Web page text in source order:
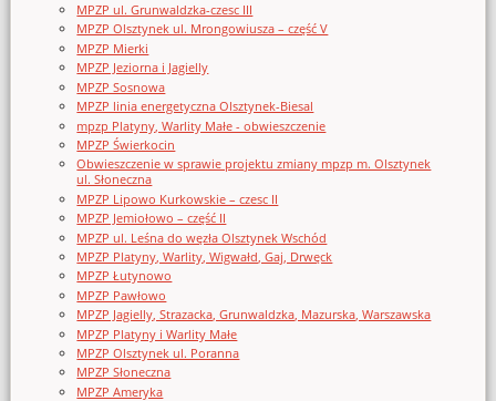
MPZP ul. Grunwaldzka-czesc III
MPZP Olsztynek ul. Mrongowiusza – część V
MPZP Mierki
MPZP Jeziorna i Jagielly
MPZP Sosnowa
MPZP linia energetyczna Olsztynek-Biesal
mpzp Platyny, Warlity Małe - obwieszczenie
MPZP Świerkocin
Obwieszczenie w sprawie projektu zmiany mpzp m. Olsztynek
ul. Słoneczna
MPZP Lipowo Kurkowskie – czesc II
MPZP Jemiołowo – część II
MPZP ul. Leśna do węzła Olsztynek Wschód
MPZP Platyny, Warlity, Wigwałd, Gaj, Drwęck
MPZP Łutynowo
MPZP Pawłowo
MPZP Jagielly, Strazacka, Grunwaldzka, Mazurska, Warszawska
MPZP Platyny i Warlity Małe
MPZP Olsztynek ul. Poranna
MPZP Słoneczna
MPZP Ameryka